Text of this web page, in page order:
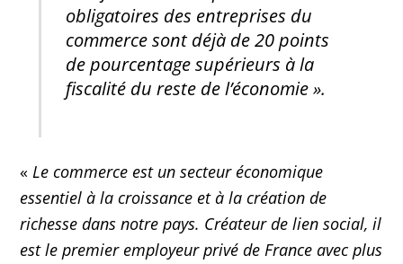
obligatoires des entreprises du
commerce sont déjà de 20 points
de pourcentage supérieurs à la
fiscalité du reste de l’économie ».
«Le commerce est un secteur économique
essentiel à la croissance et à la création de
richesse dans notre pays. Créateur de lien social, il
est le premier employeur privé de France avec plus